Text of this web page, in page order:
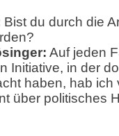
Bist du durch die
Auf jeden
Initiative, in der
haben, hab ich
über politisches